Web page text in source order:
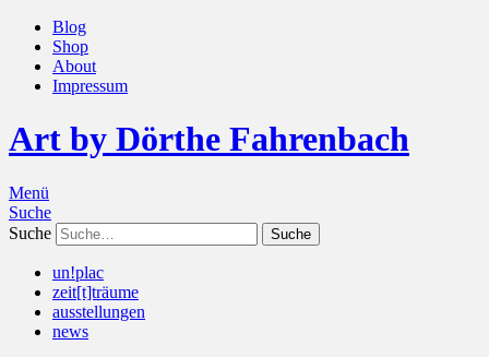
Blog
Shop
About
Impressum
Art by Dörthe Fahrenbach
Menü
Suche
Suche
un!plac
zeit[t]träume
ausstellungen
news